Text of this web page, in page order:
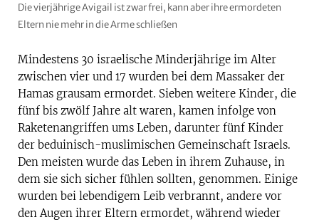
Die vierjährige Avigail ist zwar frei, kann aber ihre ermordeten
Eltern nie mehr in die Arme schließen
Mindestens 30 israelische Minderjährige im Alter
zwischen vier und 17 wurden bei dem Massaker der
Hamas grausam ermordet. Sieben weitere Kinder, die
fünf bis zwölf Jahre alt waren, kamen infolge von
Raketenangriffen ums Leben, darunter fünf Kinder
der beduinisch-muslimischen Gemeinschaft Israels.
Den meisten wurde das Leben in ihrem Zuhause, in
dem sie sich sicher fühlen sollten, genommen. Einige
wurden bei lebendigem Leib verbrannt, andere vor
den Augen ihrer Eltern ermordet, während wieder